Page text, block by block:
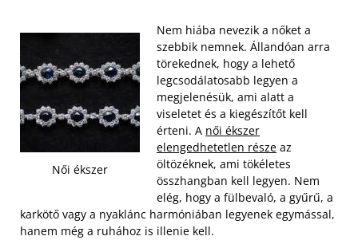
Női ékszer
Nem hiába nevezik a nőket a
szebbik nemnek. Állandóan arra
törekednek, hogy a lehető
legcsodálatosabb legyen a
megjelenésük, ami alatt a
viseletet és a kiegészítőt kell
érteni. A női ékszer
elengedhetetlen része az
öltözéknek, ami tökéletes
összhangban kell legyen. Nem
elég, hogy a fülbevaló, a gyűrű, a
karkötő vagy a nyaklánc harmóniában legyenek egymással,
hanem még a ruhához is illenie kell.